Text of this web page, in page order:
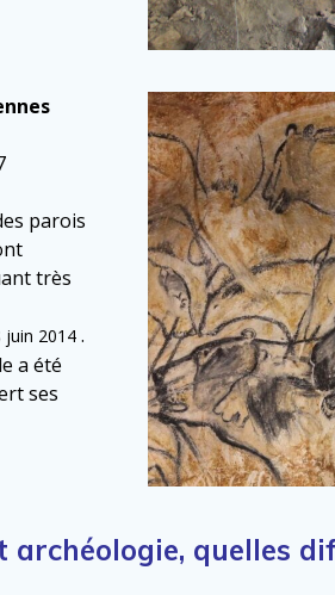
parois
très
juin 2014 .
a été
ses
archéologie, quelles